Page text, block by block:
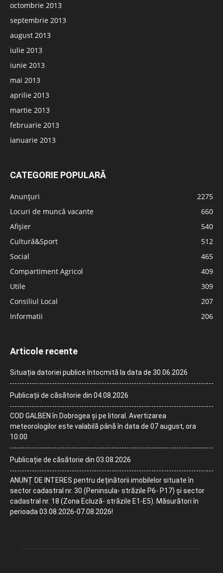
octombrie 2013
septembrie 2013
august 2013
iulie 2013
iunie 2013
mai 2013
aprilie 2013
martie 2013
februarie 2013
ianuarie 2013
CATEGORIE POPULARĂ
Anunțuri
2275
Locuri de muncă vacante
660
Afișier
540
Cultură&Sport
512
Social
465
Compartiment Agricol
409
Utile
309
Consiliul Local
207
Informatii
206
Articole recente
Situația datoriei publice întocmită la data de 30.06.2026
Publicații de căsătorie din 04.08.2026
COD GALBEN în Dobrogea și pe litoral. Avertizarea
meteorologilor este valabilă până în data de 07 august, ora
10:00
Publicație de căsătorie din 03.08.2026
ANUNȚ DE INTERES pentru deținătorii imobilelor situate în
sector cadastral nr. 30 (Peninsula- străzile P6- P17) și sector
cadastral nr. 18 (Zona Ecluză- străzile E1-E5). Măsurători în
perioada 03.08.2026-07.08.2026!